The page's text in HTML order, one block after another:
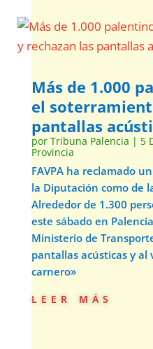
Más de 1.000
el
pantallas
por Tribuna Palencia | 5
Provincia
FAVPA ha reclamado
la Diputación como de
Alrededor de 1.300
este sábado en
Ministerio de
pantallas acústicas y al
carnero»
leer más